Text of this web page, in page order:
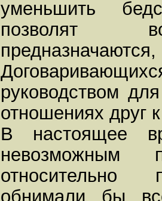
уменьшить
позволят
руководством
отношениях друг
В настоящее
невозможным
относительно
обнимали бы